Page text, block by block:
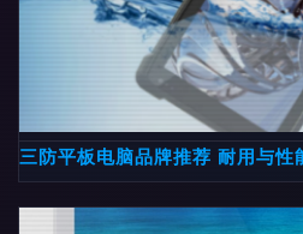
三防平板电脑品牌推荐 耐用与性